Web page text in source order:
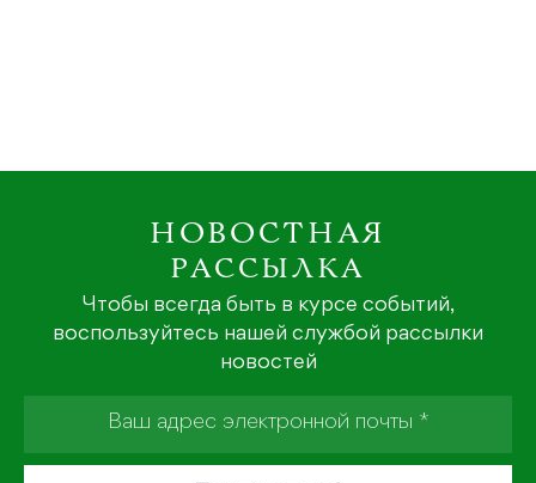
НОВОСТНАЯ
РАССЫЛКА
Чтобы всегда быть в курсе событий,
воспользуйтесь нашей службой рассылки
новостей